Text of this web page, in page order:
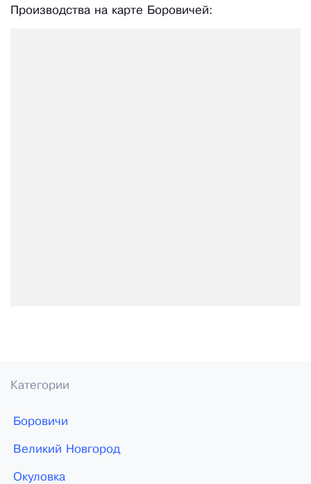
Производства на карте Боровичей:
Категории
Боровичи
Великий Новгород
Окуловка